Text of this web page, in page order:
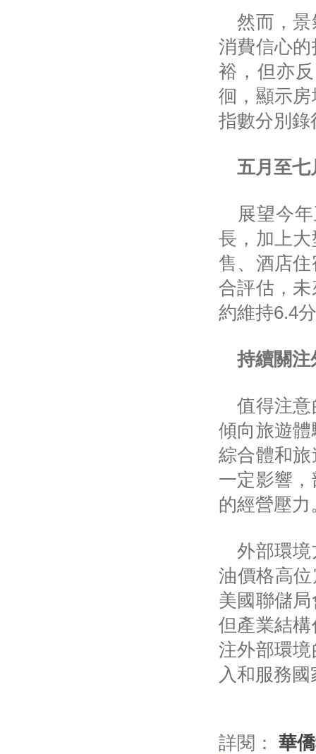
然而，景
消費信心
裕，但亦
徊，顯示
指數分別錄
五月至七
展望今年
長，加上
售、酒店
合評估，
約維持6.4
持續關注
值得注意
傾向旅遊
綜合體和
一定影響
的經營壓力
外部環境
油價格高
美國聯儲
但產業結
注外部環
入和服務
詳閱： 華